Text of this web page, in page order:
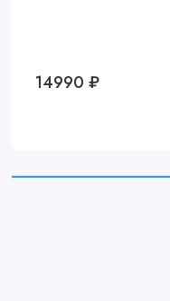
14990 ₽